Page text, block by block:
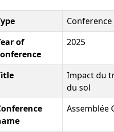
of
2025
Impact du
du sol
Assemblée